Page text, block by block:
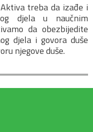
treba da izađe i
djela u naučnim
da obezbijedite
djela i govora duše
njegove duše.